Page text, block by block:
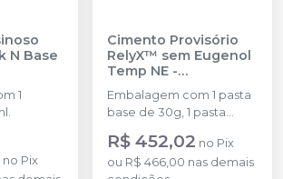
N Base
1
no Pix
Cimento Provisório
RelyX™ sem Eugenol
Temp NE -
SOLVENTUM
Embalagem com 1 pasta
base de 30g, 1 pasta
catalisadora de 13g e 1
bloco de espatulação.
R$ 452,02 no Pix
ou R$ 466,00 nas demais